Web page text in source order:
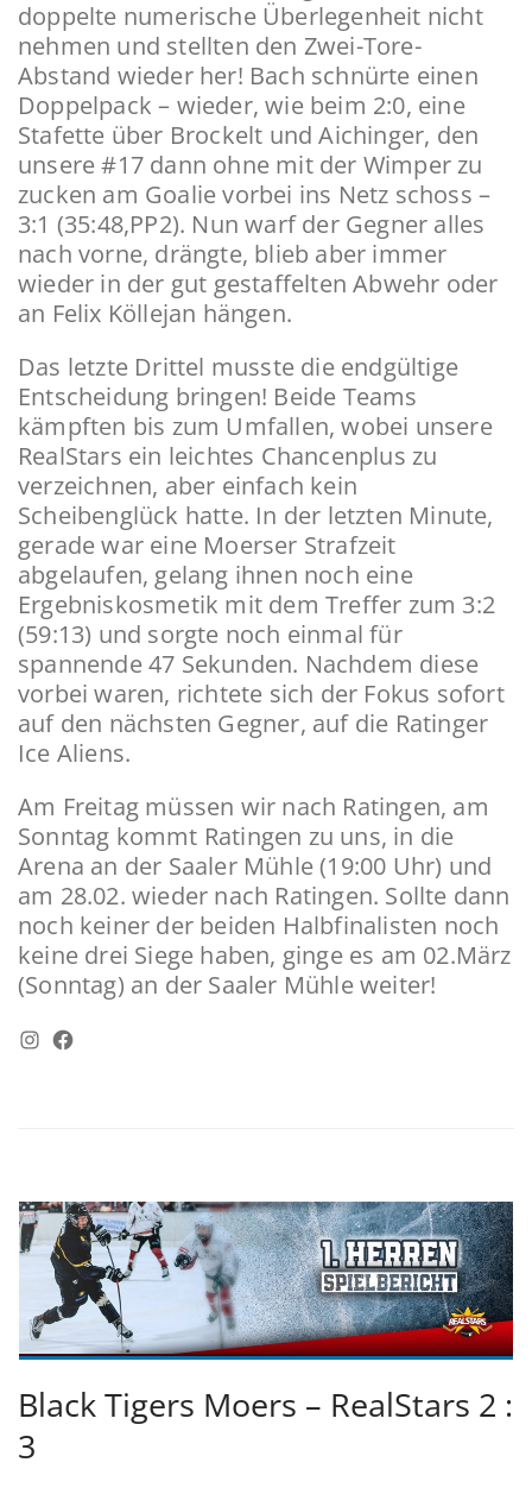
doppelte numerische Überlegenheit nicht
nehmen und stellten den Zwei-Tore-
Abstand wieder her! Bach schnürte einen
Doppelpack – wieder, wie beim 2:0, eine
Stafette über Brockelt und Aichinger, den
unsere #17 dann ohne mit der Wimper zu
zucken am Goalie vorbei ins Netz schoss –
3:1 (35:48,PP2). Nun warf der Gegner alles
nach vorne, drängte, blieb aber immer
wieder in der gut gestaffelten Abwehr oder
an Felix Köllejan hängen.
Das letzte Drittel musste die endgültige
Entscheidung bringen! Beide Teams
kämpften bis zum Umfallen, wobei unsere
RealStars ein leichtes Chancenplus zu
verzeichnen, aber einfach kein
Scheibenglück hatte. In der letzten Minute,
gerade war eine Moerser Strafzeit
abgelaufen, gelang ihnen noch eine
Ergebniskosmetik mit dem Treffer zum 3:2
(59:13) und sorgte noch einmal für
spannende 47 Sekunden. Nachdem diese
vorbei waren, richtete sich der Fokus sofort
auf den nächsten Gegner, auf die Ratinger
Ice Aliens.
Am Freitag müssen wir nach Ratingen, am
Sonntag kommt Ratingen zu uns, in die
Arena an der Saaler Mühle (19:00 Uhr) und
am 28.02. wieder nach Ratingen. Sollte dann
noch keiner der beiden Halbfinalisten noch
keine drei Siege haben, ginge es am 02.März
(Sonntag) an der Saaler Mühle weiter!
Instagram
Facebook
Black Tigers Moers – RealStars 2 :
3